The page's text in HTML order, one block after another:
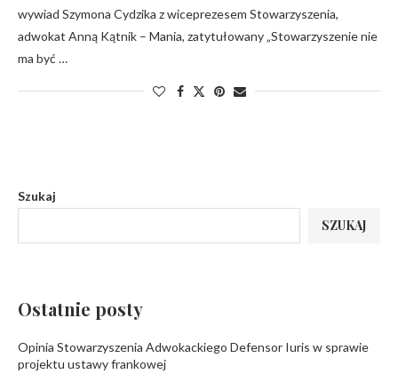
wywiad Szymona Cydzika z wiceprezesem Stowarzyszenia,
adwokat Anną Kątnik – Mania, zatytułowany „Stowarzyszenie nie
ma być …
Szukaj
SZUKAJ
Ostatnie posty
Opinia Stowarzyszenia Adwokackiego Defensor Iuris w sprawie
projektu ustawy frankowej